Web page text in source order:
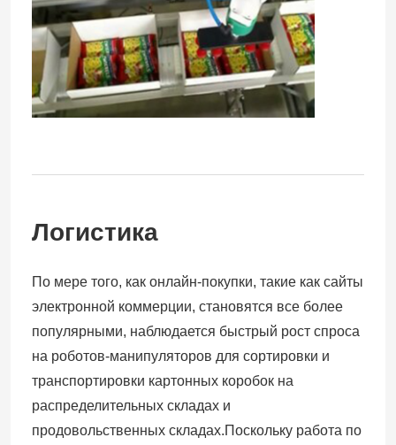
Логистика
По мере того, как онлайн-покупки, такие как сайты
электронной коммерции, становятся все более
популярными, наблюдается быстрый рост спроса
на роботов-манипуляторов для сортировки и
транспортировки картонных коробок на
распределительных складах и
продовольственных складах.Поскольку работа по